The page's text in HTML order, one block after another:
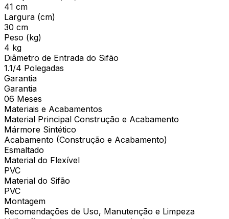
41 cm
Largura (cm)
30 cm
Peso (kg)
4 kg
Diâmetro de Entrada do Sifão
1.1/4 Polegadas
Garantia
Garantia
06 Meses
Materiais e Acabamentos
Material Principal Construção e Acabamento
Mármore Sintético
Acabamento (Construção e Acabamento)
Esmaltado
Material do Flexível
PVC
Material do Sifão
PVC
Montagem
Recomendações de Uso, Manutenção e Limpeza